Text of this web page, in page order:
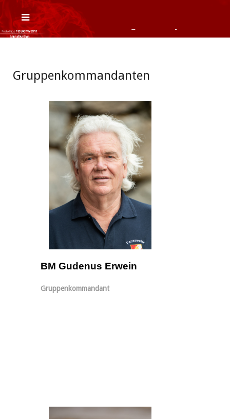
Gruppenkommandanten
BM Gudenus Erwein
Gruppenkommandant